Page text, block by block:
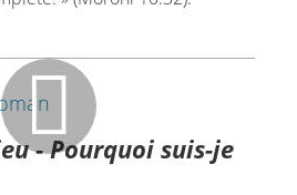
- Pourquoi suis-je